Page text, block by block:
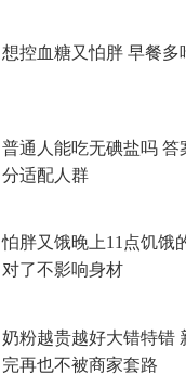
想控血糖又怕胖 早餐多
普通人能吃无碘盐吗 答
分适配人群
怕胖又饿晚上11点饥饿
对了不影响身材
奶粉越贵越好大错特错
完再也不被商家套路